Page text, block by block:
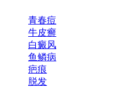
青春痘
牛皮癣
白癜风
鱼鳞病
疤痕
脱发